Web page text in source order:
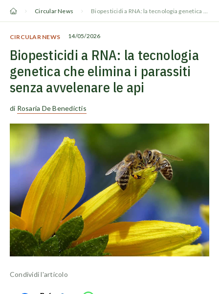
Circular News Biopesticidi a RNA: la tecnologia genetica che elimina i parassiti senza avvelenare le api
CIRCULAR NEWS 14/05/2026
Biopesticidi a RNA: la tecnologia
genetica che elimina i parassiti
senza avvelenare le api
di Rosaria De Benedictis
Condividi l'articolo